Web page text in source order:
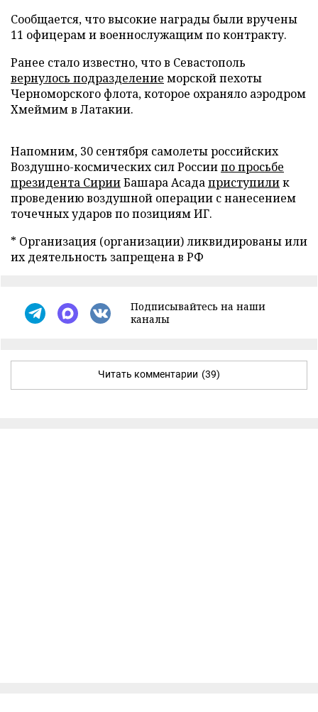
Сообщается, что высокие награды были вручены
11 офицерам и военнослужащим по контракту.
Ранее стало известно, что в Севастополь
вернулось подразделение морской пехоты
Черноморского флота, которое охраняло аэродром
Хмеймим в Латакии.
Напомним, 30 сентября самолеты российских
Воздушно-космических сил Россиипо просьбе
президента СирииБашара Асадаприступилик
проведению воздушной операции с нанесением
точечных ударов по позициям ИГ.
* Организация (организации) ликвидированы или
их деятельность запрещена в РФ
Подписывайтесь на наши
каналы
Читать комментарии (39)